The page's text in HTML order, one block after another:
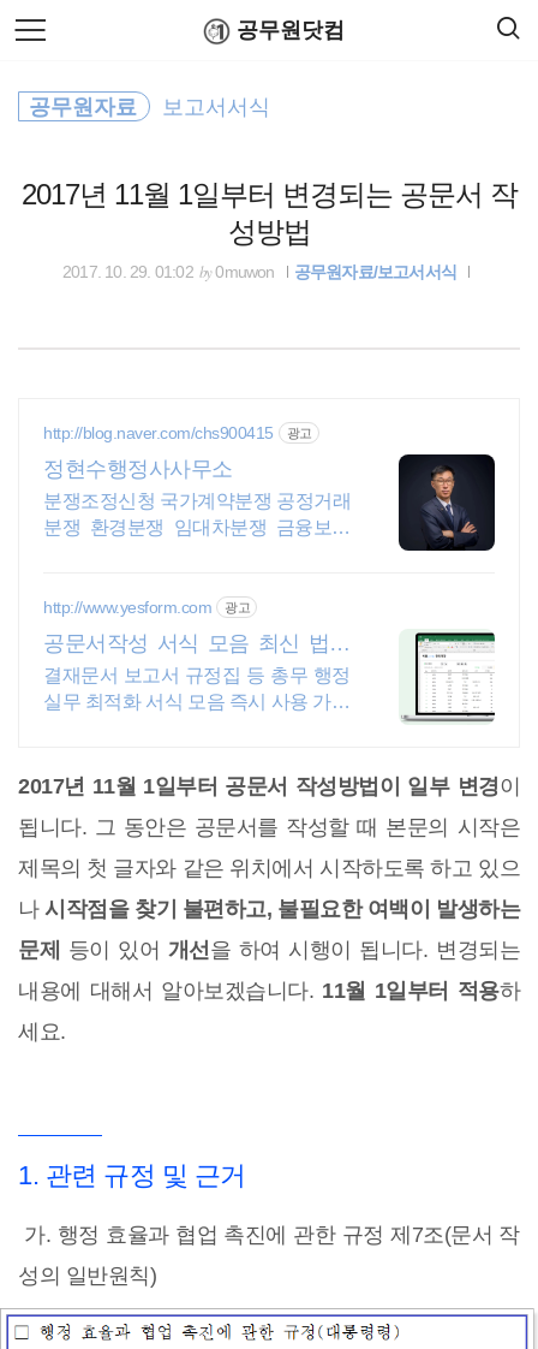
본
문
로
공무원닷컴
2017년 11월 1일부터 변경되는 공문서 작
성방법
공무원자료 보고서서식
2017. 10. 29. 01:02 by0muwon 공무원자료/보고서서식
http://blog.naver.com/chs900415 광고
정현수행정사사무소
분쟁조정신청 국가계약분쟁 공정거래
분쟁 환경분쟁 임대차분쟁 금융보험
http://www.yesform.com 광고
공문서작성 서식 모음 최신 법규
반영
결재문서 보고서 규정집 등 총무 행정
실무 최적화 서식 모음 즉시 사용 가능
2017년 11월 1일부터 공문서 작성방법이 일부 변경이
됩니다. 그 동안은 공문서를 작성할 때 본문의 시작은
제목의 첫 글자와 같은 위치에서 시작하도록 하고 있으
나시작점을 찾기 불편하고, 불필요한 여백이 발생하는
문제
등이 있어 개선을 하여 시행이 됩니다. 변경되는
내용에 대해서 알아보겠습니다. 11월 1일부터 적용하
세요.
1. 관련 규정 및 근거
가. 행정 효율과 협업 촉진에 관한 규정 제7조(문서 작
성의 일반원칙)
검
색
출장여비
정부24
적격심사
기초연금
국토교통부